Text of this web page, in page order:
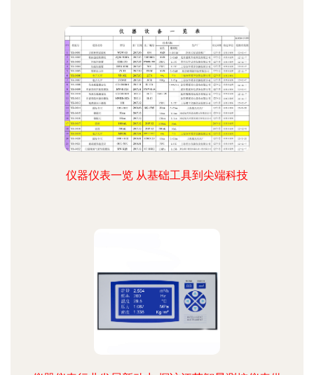
仪器仪表一览 从基础工具到尖端科技